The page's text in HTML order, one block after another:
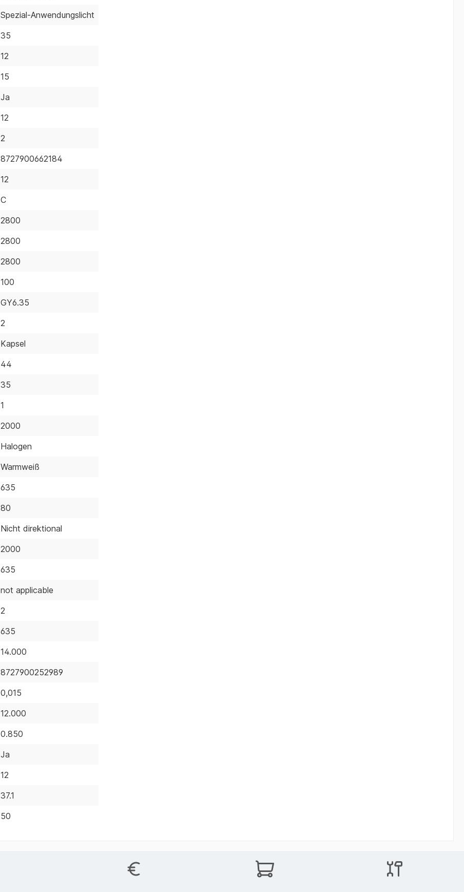
Spezial-Anwendungslicht
35
12
15
Ja
12
2
8727900662184
12
C
2800
2800
2800
100
GY6.35
2
Kapsel
44
35
1
2000
Halogen
Warmweiß
635
80
Nicht direktional
2000
635
not applicable
2
635
14.000
8727900252989
0,015
12.000
0.850
Ja
12
37.1
50